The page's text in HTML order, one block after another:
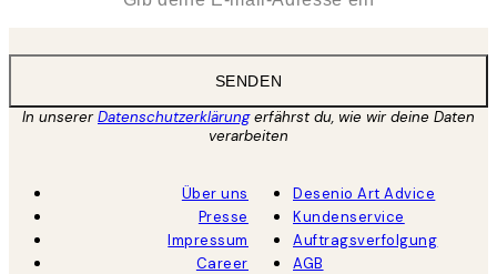
SENDEN
In unsererDatenschutzerklärungerfährst du, wie wir deine Daten
verarbeiten
Über uns
Presse
Impressum
Career
Desenio Art Advice
Kundenservice
Auftragsverfolgung
AGB